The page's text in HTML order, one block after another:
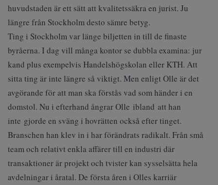
huvudstaden är ett sätt att kvalitetssäkra en jurist. Ju
längre från Stockholm desto sämre betyg.
Ting i Stockholm var länge biljetten in till de finaste
byråerna. I dag vill många kontor se dubbla examina: jur
kand plus exempelvis Handelshögskolan eller KTH. Att
sitta ting är inte längre så viktigt. Men enligt Olle är det
avgörande för att man ska förstås vad som händer i en
domstol. Nu i efterhand ångrar Olle ibland att han
inte gjorde en sväng i hovrätten också efter tinget.
Branschen han klev in i har förändrats radikalt. Från små
team och relativt enkla affärer till en industri där
transaktioner är projekt och tvister kan sysselsätta hela
avdelningar i åratal. De första åren i Olles karriär